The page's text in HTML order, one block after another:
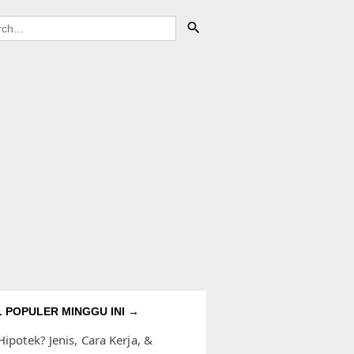
POPULER MINGGU INI →
Jenis, Cara Kerja, &